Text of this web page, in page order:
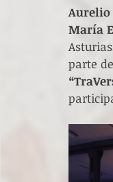
Aurelio
María
parte